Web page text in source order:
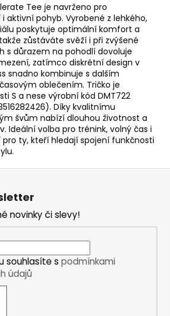
Tee je navrženo pro
aktivní pohyb. Vyrobené z lehkého,
poskytuje optimální komfort a
zůstáváte svěží i při zvýšené
s důrazem na pohodlí dovoluje
zatímco diskrétní design v
snadno kombinuje s dalším
oblečením. Tričko je
S a nese výrobní kód DMT722
Díky kvalitnímu
švům nabízí dlouhou životnost a
Ideální volba pro trénink, volný čas i
ty, kteří hledají spojení funkčnosti
novinky či slevy!
souhlasíte s podmínkami
údajů